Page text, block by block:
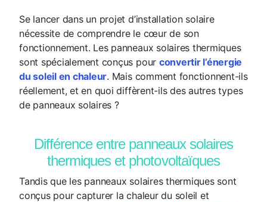
Se lancer dans un projet d’installation solaire
nécessite de comprendre le cœur de son
fonctionnement. Les panneaux solaires thermiques
sont spécialement conçus pour convertir l’énergie
du soleil en chaleur. Mais comment fonctionnent-ils
réellement, et en quoi diffèrent-ils des autres types
de panneaux solaires ?
Différence entre panneaux solaires
thermiques et photovoltaïques
Tandis que les panneaux solaires thermiques sont
conçus pour capturer la chaleur du soleil et